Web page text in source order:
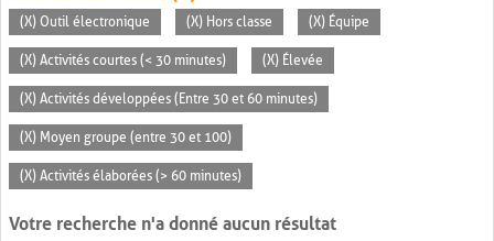
(X) Outil électronique (X) Hors classe (X) Équipe
(X) Activités courtes (< 30 minutes) (X) Élevée
(X) Activités développées (Entre 30 et 60 minutes)
(X) Moyen groupe (entre 30 et 100)
(X) Activités élaborées (> 60 minutes)
Votre recherche n'a donné aucun résultat